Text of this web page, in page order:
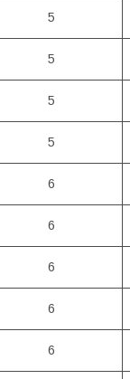
5
5
5
5
6
6
6
6
6